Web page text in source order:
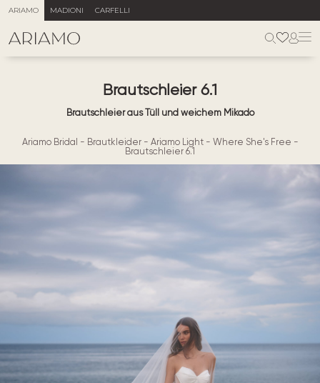
ARIAMO MADIONI CARFELLI
Brautschleier 6.1
Brautschleier aus Tüll und weichem Mikado
Ariamo Bridal - Brautkleider- Ariamo Light- Where She's Free -
Brautschleier 6.1